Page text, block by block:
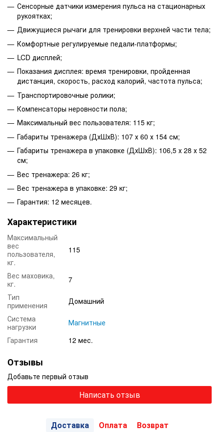
Сенсорные датчики измерения пульса на стационарных
рукоятках;
Движущиеся рычаги для тренировки верхней части тела;
Комфортные регулируемые педали-платформы;
LCD дисплей;
Показания дисплея: время тренировки, пройденная
дистанция, скорость, расход калорий, частота пульса;
Транспортировочные ролики;
Компенсаторы неровности пола;
Максимальный вес пользователя: 115 кг;
Габариты тренажера (ДхШхВ): 107 х 60 х 154 см;
Габариты тренажера в упаковке (ДхШхВ): 106,5 х 28 х 52
см;
Вес тренажера: 26 кг;
Вес тренажера в упаковке: 29 кг;
Гарантия: 12 месяцев.
Характеристики
Максимальный
вес
пользователя,
кг.
115
Вес маховика,
кг.
7
Тип
применения
Домашний
Система
нагрузки
Магнитные
Гарантия
12 мес.
Отзывы
Добавьте первый отзыв
Написать отзыв
Доставка Оплата Возврат